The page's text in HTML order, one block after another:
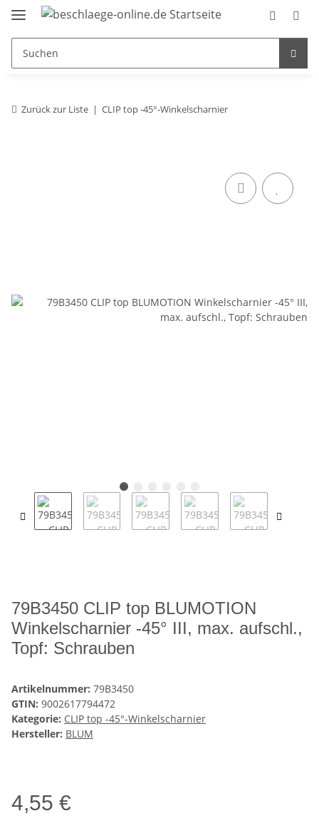
Zurück zur Liste CLIP top -45°-Winkelscharnier
79B3450 CLIP top BLUMOTION
Winkelscharnier -45° III, max. aufschl.,
Topf: Schrauben
Artikelnummer: 79B3450
GTIN: 9002617794472
Kategorie: CLIP top -45°-Winkelscharnier
Hersteller: BLUM
4,55 €